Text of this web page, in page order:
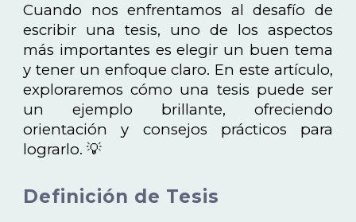
Cuando nos enfrentamos al desafío de
escribir una tesis, uno de los aspectos
más importantes es elegir un buen tema
y tener un enfoque claro. En este artículo,
exploraremos cómo una tesis puede ser
un ejemplo brillante, ofreciendo
orientación y consejos prácticos para
lograrlo. 💡
Definición de Tesis